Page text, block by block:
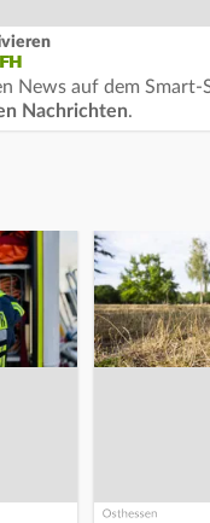
News auf dem Smart-
Nachrichten.